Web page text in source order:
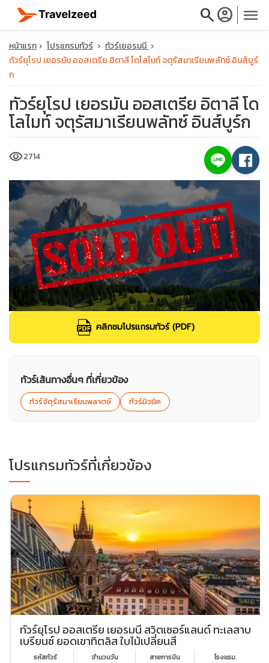
searchaccount_circle menu
close
calendar_month
search
หน้าแรก โปรแกรมทัวร์
ทัวร์เยอรมนี
ทัวร์ยุโรป เยอรมัน ออสเตรีย อิตาลี โดโลไมท์ จตุรัสมาเรียนพลัทซ์ อินส์บูร์
ก
ทัวร์ยุโรป เยอรมัน ออสเตรีย อิตาลี โด
โลไมท์ จตุรัสมาเรียนพลัทซ์ อินส์บูร์ก
visibility2714
คลิกชมโปรแกรมทัวร์ (PDF)
ทัวร์เส้นทางอื่นๆ ที่เกี่ยวข้อง
ทัวร์จัตุรัสมาเรียนพลาตซ์ ทัวร์มิวนิค
โปรแกรมทัวร์ที่เกี่ยวข้อง
ทัวร์ยุโรป ออสเตรีย เยอรมนี สวิตเซอร์แลนด์ ทะเลสาบ
เบรียนซ์ ยอดเขาทิตลิส ใบไม้เปลี่ยนสี
รหัสทัวร์ จำนวนวัน สายการบิน โรงเเรม